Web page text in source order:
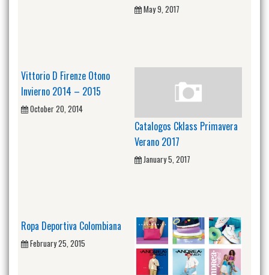
May 9, 2017
Vittorio D Firenze Otono
Invierno 2014 – 2015
October 20, 2014
Catalogos Cklass Primavera
Verano 2017
January 5, 2017
Ropa Deportiva Colombiana
February 25, 2015